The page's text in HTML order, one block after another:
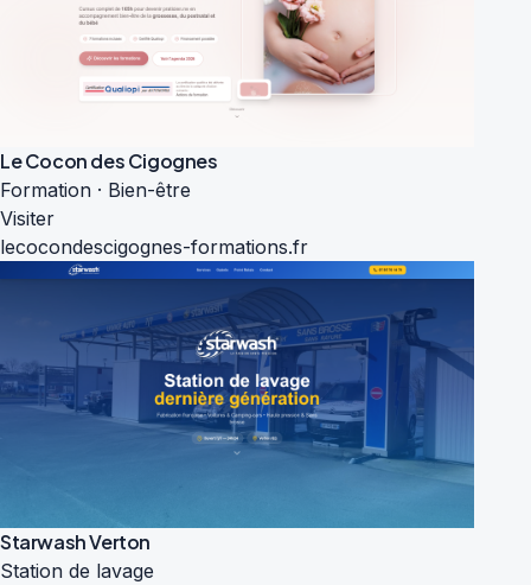
Le Cocon des Cigognes
Formation · Bien-être
Visiter
lecocondescigognes-formations.fr
Starwash Verton
Station de lavage